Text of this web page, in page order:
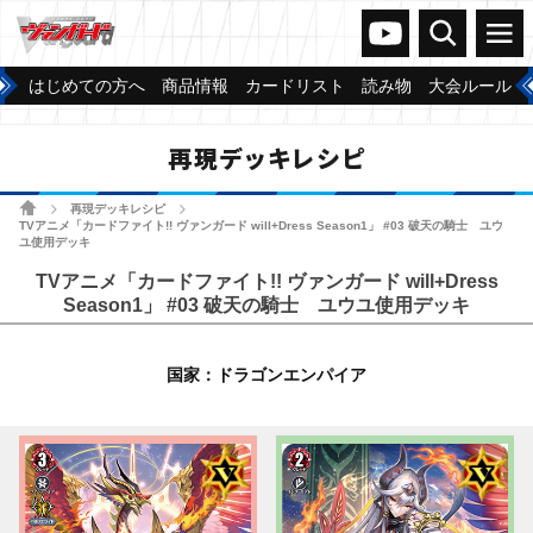
ヴァンガードch
検索 メニュー
はじめての方へ 商品情報 カードリスト 読み物 大会ルール
再現デッキレシピ
ホーム再現デッキレシピ
TVアニメ「カードファイト!! ヴァンガード will+Dress Season1」 #03 破天の騎士 ユウ
ユ使用デッキ
TVアニメ「カードファイト!! ヴァンガード will+Dress
Season1」 #03 破天の騎士 ユウユ使用デッキ
国家：ドラゴンエンパイア